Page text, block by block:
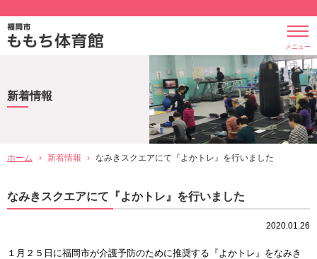
メニュー
新着情報
ホーム › 新着情報 › なみきスクエアにて『よかトレ』を行いました
なみきスクエアにて『よかトレ』を行いました
2020.01.26
１月２５日に福岡市が介護予防のために推奨する『よかトレ』をなみき